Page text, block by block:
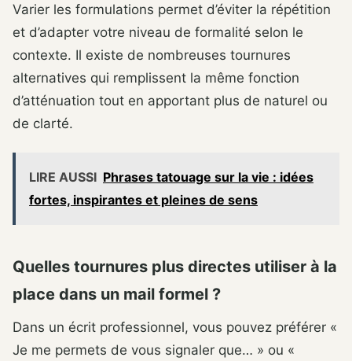
Varier les formulations permet d’éviter la répétition
et d’adapter votre niveau de formalité selon le
contexte. Il existe de nombreuses tournures
alternatives qui remplissent la même fonction
d’atténuation tout en apportant plus de naturel ou
de clarté.
LIRE AUSSI Phrases tatouage sur la vie : idées
fortes, inspirantes et pleines de sens
Quelles tournures plus directes utiliser à la
place dans un mail formel ?
Dans un écrit professionnel, vous pouvez préférer «
Je me permets de vous signaler que… » ou «